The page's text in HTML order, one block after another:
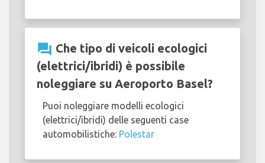
question_answer Che tipo di veicoli ecologici
(elettrici/ibridi) è possibile
noleggiare su Aeroporto Basel?
Puoi noleggiare modelli ecologici
(elettrici/ibridi) delle seguenti case
automobilistiche: Polestar